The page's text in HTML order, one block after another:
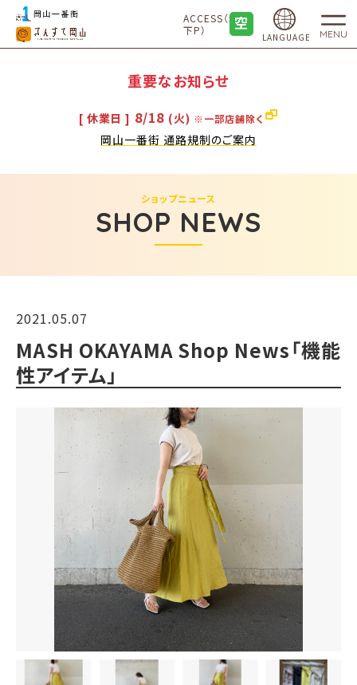
ACCESS（地
下P）
LANGUAGE MENU
重要なお知らせ
[ 休業日 ] 8/18 (火) ※一部店舗除く
岡山一番街 通路規制のご案内
SHOP NEWS
ショップニュース
2021.05.07
MASH OKAYAMA Shop News「機能
性アイテム」